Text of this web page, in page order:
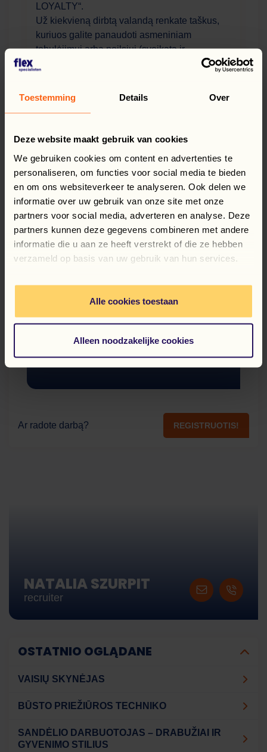
Toestemming Details Over
Deze website maakt gebruik van cookies
We gebruiken cookies om content en advertenties te
personaliseren, om functies voor social media te bieden
en om ons websiteverkeer te analyseren. Ook delen we
informatie over uw gebruik van onze site met onze
partners voor social media, adverteren en analyse. Deze
partners kunnen deze gegevens combineren met andere
informatie die u aan ze heeft verstrekt of die ze hebben
verzameld op basis van uw gebruik van hun services.
Alle cookies toestaan
Alleen noodzakelijke cookies
LOYALTY“.
Už kiekvieną dirbtą valandą renkate taškus,
kuriuos galite panaudoti asmeniniam
tobulėjimui arba poilsiui (sveikata ir
Papildoma informacija
darbo, pagalbą gaunant BSN (sofi) numerį bei
Ar radote darbą?
Ar radote darbą? REGISTRUOTIS!
NATALIA SZURPIT
recruiter
OSTATNIO OGLĄDANE
VAISIŲ SKYNĖJAS
BŪSTO PRIEŽIŪROS TECHNIKO
SANDĖLIO DARBUOTOJAS – DRABUŽIAI IR
GYVENIMO STILIUS